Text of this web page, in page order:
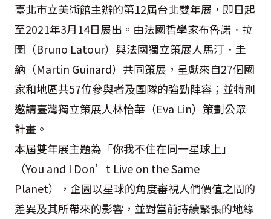
臺北市立美術館主辦的第12屆台北雙年展，即日起
至2021年3月14日展出。由法國哲學家布魯諾．拉
圖（Bruno Latour）與法國獨立策展人馬汀．圭
納（Martin Guinard）共同策展，呈獻來自27個國
家和地區共57位參與者及團隊的強勁陣容；並特別
邀請臺灣獨立策展人林怡華（Eva Lin）策劃公眾
計畫。
本屆雙年展主題為「你我不住在同一星球上」
（You and I Don’t Live on the Same
Planet），企圖以星球的角度審視人們價值之間的
差異及其所帶來的影響，並對當前持續緊張的地緣